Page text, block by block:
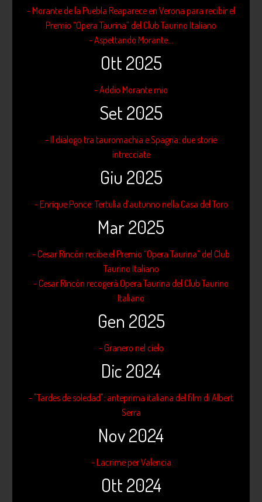
- Morante de la Puebla Reaparece en Verona para recibir el
Premio “Opera Taurina” del Club Taurino Italiano
- Aspettando Morante...
Ott 2025
- Addio Morante mio
Set 2025
- Il dialogo tra tauromachia e Spagna: due storie
intrecciate
Giu 2025
- Enrique Ponce: Tertulia d’autunno nella Casa del Toro
Mar 2025
- Cesar Rincón recibe el Premio “Opera Taurina” del Club
Taurino Italiano
- Cesar Rincòn recogerà Opera Taurina del Club Taurino
Italiano
Gen 2025
- Granero nel cielo
Dic 2024
- "Tardes de soledad": anteprima italiana del film di Albert
Serra
Nov 2024
- Lacrime per Valencia
Ott 2024